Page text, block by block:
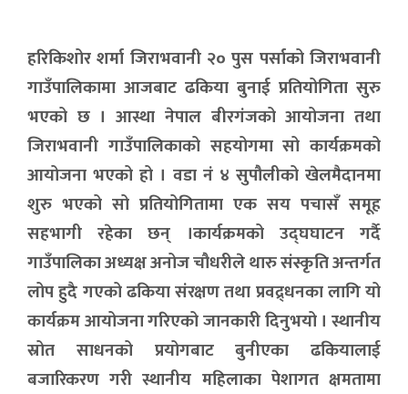
हरिकिशोर शर्मा जिराभवानी २० पुस पर्साको जिराभवानी
गाउँपालिकामा आजबाट ढकिया बुनाई प्रतियोगिता सुरु
भएको छ । आस्था नेपाल बीरगंजको आयोजना तथा
जिराभवानी गाउँपालिकाको सहयोगमा सो कार्यक्रमको
आयोजना भएको हो । वडा नं ४ सुपौलीको खेलमैदानमा
शुरु भएको सो प्रतियोगितामा एक सय पचासँ समूह
सहभागी रहेका छन् ।कार्यक्रमको उद्घघाटन गर्दै
गाउँपालिका अध्यक्ष अनोज चौधरीले थारु संस्कृति अन्तर्गत
लोप हुदै गएको ढकिया संरक्षण तथा प्रवद्र्धनका लागि यो
कार्यक्रम आयोजना गरिएको जानकारी दिनुभयो । स्थानीय
स्रोत साधनको प्रयोगबाट बुनीएका ढकियालाई
बजारिकरण गरी स्थानीय महिलाका पेशागत क्षमतामा